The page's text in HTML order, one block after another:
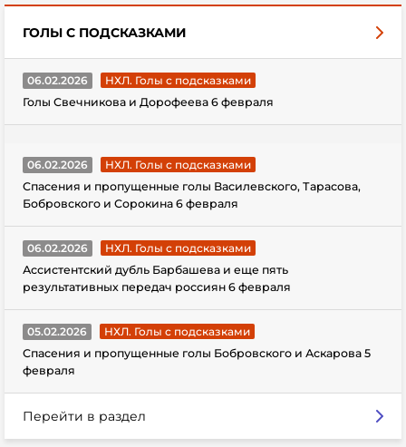
ГОЛЫ С ПОДСКАЗКАМИ
06.02.2026
НХЛ. Голы с подсказками
Голы Свечникова и Дорофеева 6 февраля
06.02.2026
НХЛ. Голы с подсказками
Спасения и пропущенные голы Василевского, Тарасова,
Бобровского и Сорокина 6 февраля
06.02.2026
НХЛ. Голы с подсказками
Ассистентский дубль Барбашева и еще пять
результативных передач россиян 6 февраля
05.02.2026
НХЛ. Голы с подсказками
Спасения и пропущенные голы Бобровского и Аскарова 5
февраля
Перейти в раздел